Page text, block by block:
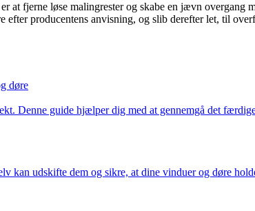
fjerne løse malingrester og skabe en jævn overgang
producentens anvisning, og slib derefter let, til
døre
Denne guide hjælper dig med at gennemgå det
kan udskifte dem og sikre, at dine vinduer og døre